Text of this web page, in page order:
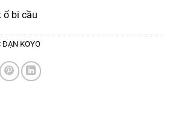
ổ bi cầu
ĐẠN KOYO